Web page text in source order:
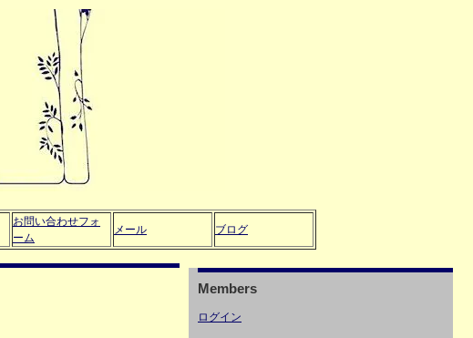
お問い合わせフォ
ーム
メール ブログ
Members
ログイン